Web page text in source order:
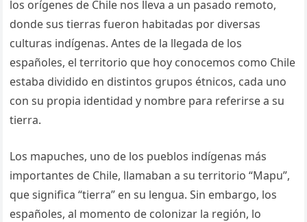
los orígenes de Chile nos lleva a un pasado remoto,
donde sus tierras fueron habitadas por diversas
culturas indígenas. Antes de la llegada de los
españoles, el territorio que hoy conocemos como Chile
estaba dividido en distintos grupos étnicos, cada uno
con su propia identidad y nombre para referirse a su
tierra.
Los mapuches, uno de los pueblos indígenas más
importantes de Chile, llamaban a su territorio “Mapu”,
que significa “tierra” en su lengua. Sin embargo, los
españoles, al momento de colonizar la región, lo